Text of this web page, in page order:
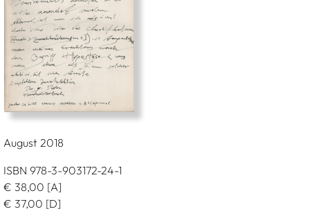
August 2018
ISBN 978-3-903172-24-1
€ 38,00 [A]
€ 37,00 [D]